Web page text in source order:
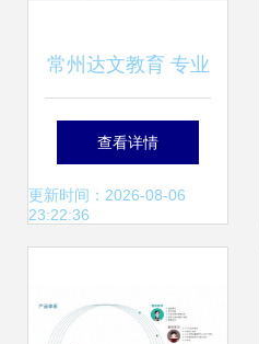
常州达文教育 专业
教育咨询服务的卓
越之选
查看详情
更新时间：2026-08-06
23:22:36